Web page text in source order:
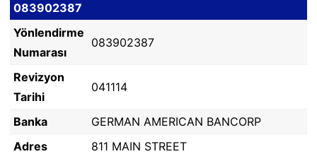
083902387
Yönlendirme
Numarası
083902387
Revizyon
Tarihi
041114
Banka
GERMAN AMERICAN BANCORP
Adres
811 MAIN STREET